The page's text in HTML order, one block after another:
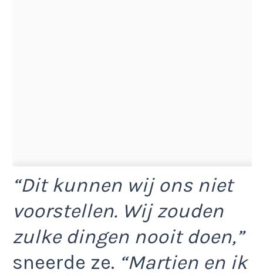
“Dit kunnen wij ons niet
voorstellen. Wij zouden
zulke dingen nooit doen,”
sneerde ze. “Martien en ik